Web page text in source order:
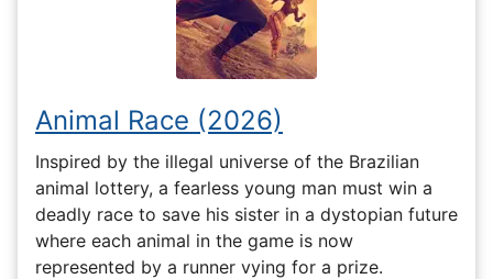
Animal Race (2026)
Inspired by the illegal universe of the Brazilian
animal lottery, a fearless young man must win a
deadly race to save his sister in a dystopian future
where each animal in the game is now
represented by a runner vying for a prize.